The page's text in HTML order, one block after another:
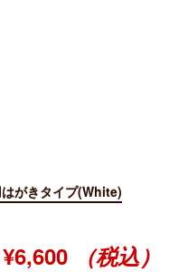
がきタイプ(White)
¥6,600 （税込）